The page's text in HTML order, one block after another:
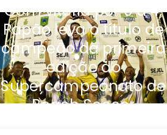
Com vitória por 6 a 4,
Papão leva o título de
campeão da primeira
edição do
Supercampeonato de
Beach Soccer